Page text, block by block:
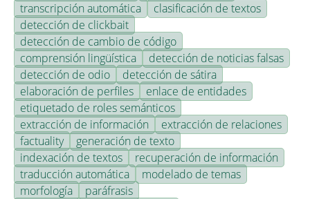
transcripción automática
clasificación de textos
detección de clickbait
detección de cambio de código
comprensión lingüística
detección de noticias falsas
detección de odio
detección de sátira
elaboración de perfiles
enlace de entidades
etiquetado de roles semánticos
extracción de información
extracción de relaciones
factuality
generación de texto
indexación de textos
recuperación de información
traducción automática
modelado de temas
morfología
paráfrasis